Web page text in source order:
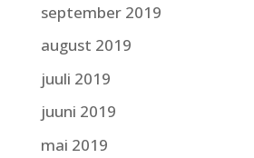
september 2019
august 2019
juuli 2019
juuni 2019
mai 2019